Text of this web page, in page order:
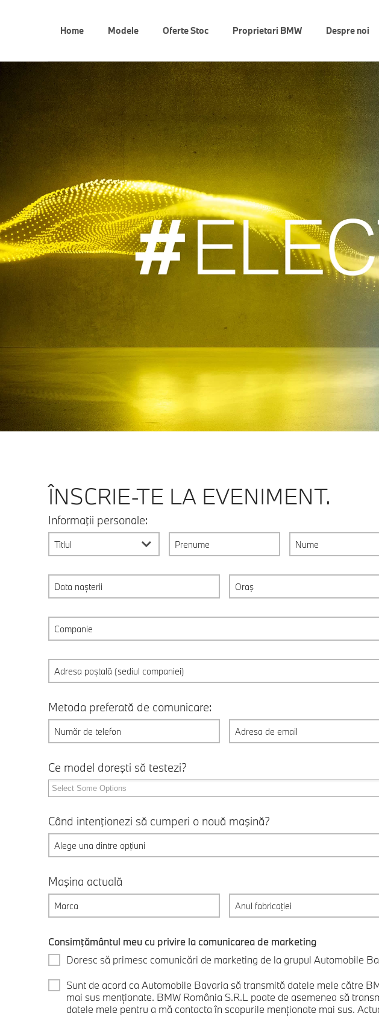
Home Modele Oferte Stoc Proprietari BMW Despre noi
ÎNSCRIE-TE LA EVENIMENT.
Informaţii personale:
Titlul
Metoda preferată de comunicare:
Ce model doreşti să testezi?
Când intenţionezi să cumperi o nouă maşină?
Alege una dintre opțiuni
Maşina actuală
Consimţământul meu cu privire la comunicarea de marketing
Doresc să primesc comunicări de marketing de la grupul Automobile
Sunt de acord ca Automobile Bavaria să transmită datele mele către
mai sus menționate. BMW România S.R.L poate de asemenea să
datele mele pentru a mă contacta în scopurile menționate mai sus.